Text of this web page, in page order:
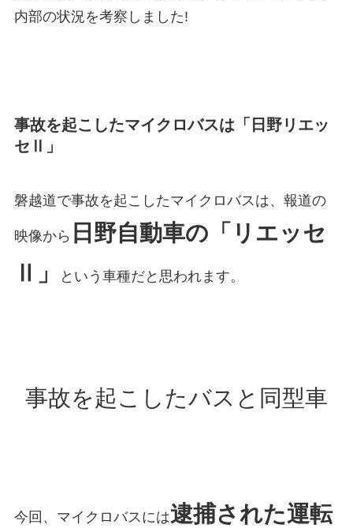
内部の状況を考察しました!
事故を起こしたマイクロバスは「日野リエッ
セⅡ」
磐越道で事故を起こしたマイクロバスは、報道の
映像から 日野自動車の「リエッセ
Ⅱ」
という車種だと思われます。
事故を起こしたバスと同型車
今回、マイクロバスには逮捕された運転